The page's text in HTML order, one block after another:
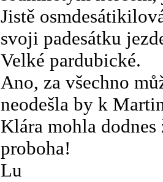
Jistě
svoji padesátku
Velké pardubické.
Ano, za všechno
neodešla by k
Klára mohla
proboha!
Lu